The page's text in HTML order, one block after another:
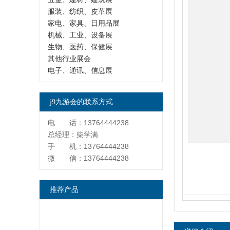
服装、纺织、皮革展
家电、家具、日用品展
机械、工业、设备展
生物、医药、保健展
其他行业展会
电子、通讯、信息展
j9九游会的联系方式
电 话：13764444238
总经理：柴学满
手 机：13764444238
微 信：13764444238
推荐产品